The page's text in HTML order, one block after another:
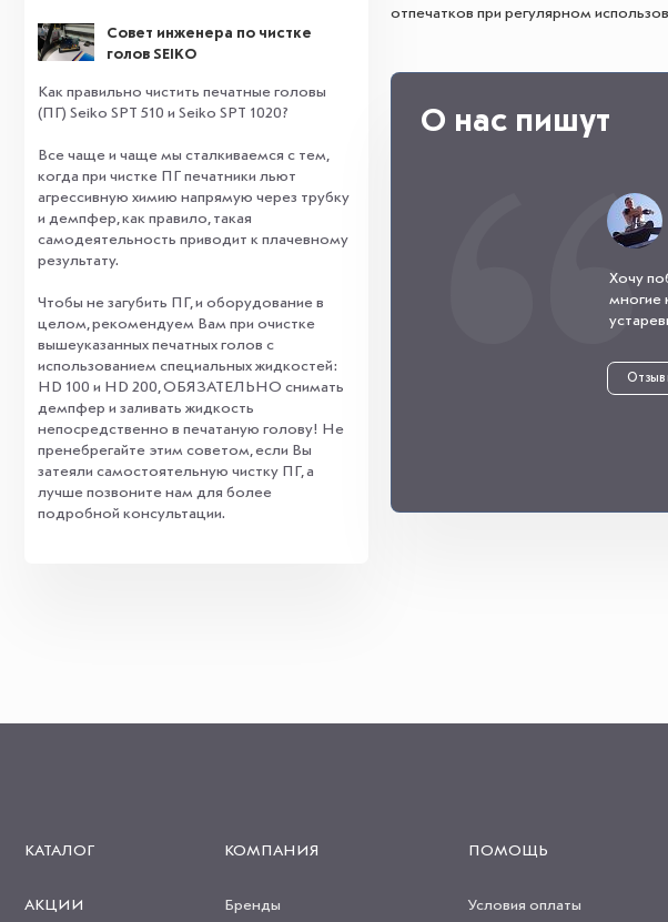
Совет инженера по чистке
голов SEIKO
Как правильно чистить печатные головы
(ПГ) Seiko SPT 510 и Seiko SPT 1020?
Все чаще и чаще мы сталкиваемся с тем,
когда при чистке ПГ печатники льют
агрессивную химию напрямую через трубку
и демпфер, как правило, такая
самодеятельность приводит к плачевному
результату.
Чтобы не загубить ПГ, и оборудование в
целом, рекомендуем Вам при очистке
вышеуказанных печатных голов с
использованием специальных жидкостей:
HD 100 и HD 200, ОБЯЗАТЕЛЬНО снимать
демпфер и заливать жидкость
непосредственно в печатаную голову! Не
пренебрегайте этим советом, если Вы
затеяли самостоятельную чистку ПГ, а
лучше позвоните нам для более
подробной консультации.
отпечатков при регулярном
О нас пишут
Хочу
многие
Отзыв
КАТАЛОГ
АКЦИИ
КОМПАНИЯ
Бренды
ПОМОЩЬ
Условия оплаты